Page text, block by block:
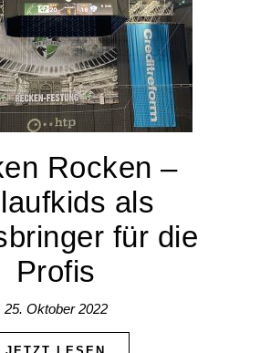
Rocken –
als
für die
Profis
25. Oktober 2022